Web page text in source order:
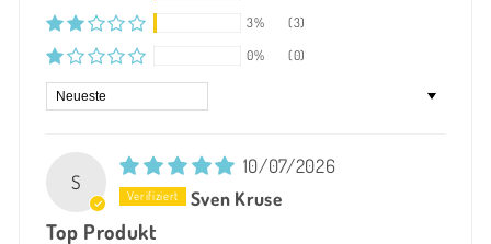
3%
(3)
0%
(0)
Sort by
S
10/07/2026
Sven Kruse
Top Produkt